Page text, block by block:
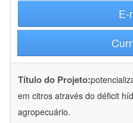
E-
Título do Projeto:
em citros através do déficit
agropecuário.